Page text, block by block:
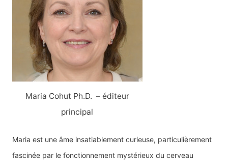
Maria Cohut Ph.D. – éditeur
principal
Maria est une âme insatiablement curieuse, particulièrement
fascinée par le fonctionnement mystérieux du cerveau